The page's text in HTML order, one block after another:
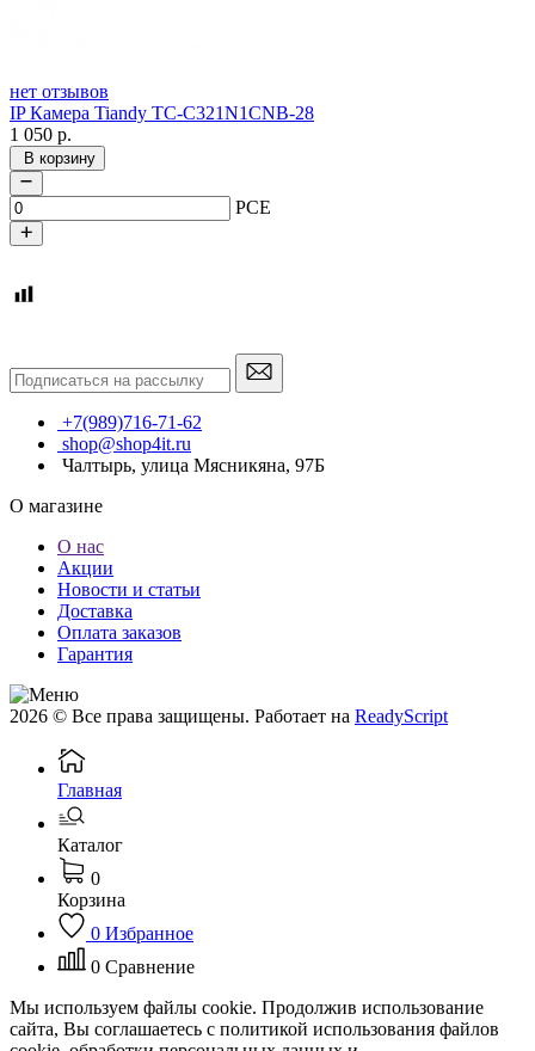
нет отзывов
IP Камера Tiandy TC-C321N1CNB-28
1 050 р.
В корзину
PCE
+7(989)716-71-62
shop@shop4it.ru
Чалтырь, улица Мясникяна, 97Б
О магазине
О нас
Акции
Новости и статьи
Доставка
Оплата заказов
Гарантия
2026 © Все права защищены. Работает на ReadyScript
Главная
Каталог
0
Корзина
0 Избранное
0 Сравнение
Мы используем файлы cookie. Продолжив использование
сайта, Вы соглашаетесь с политикой использования файлов